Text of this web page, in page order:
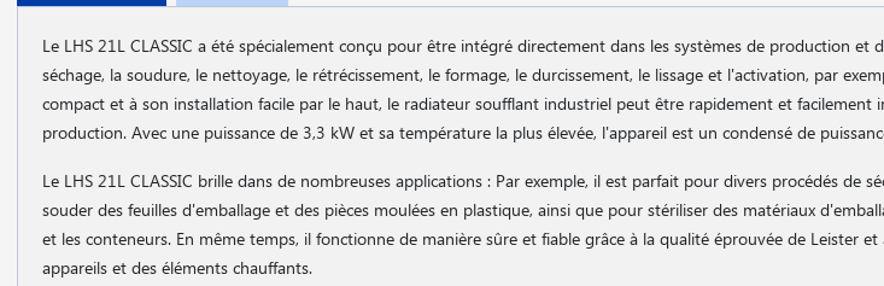
Le LHS 21L CLASSIC a été spécialement conçu pour être intégré directement dans les systèmes de production et
séchage, la soudure, le nettoyage, le rétrécissement, le formage, le durcissement, le lissage et l'activation, par
compact et à son installation facile par le haut, le radiateur soufflant industriel peut être rapidement et facilement
production. Avec une puissance de 3,3 kW et sa température la plus élevée, l'appareil est un condensé de
Le LHS 21L CLASSIC brille dans de nombreuses applications : Par exemple, il est parfait pour divers procédés de
souder des feuilles d'emballage et des pièces moulées en plastique, ainsi que pour stériliser des matériaux
et les conteneurs. En même temps, il fonctionne de manière sûre et fiable grâce à la qualité éprouvée de Leister
appareils et des éléments chauffants.